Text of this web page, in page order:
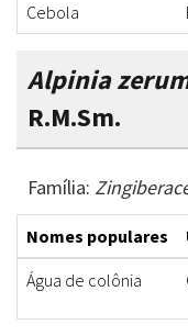
Cebola
Alpinia
R.M.Sm.
Família:
Nomes populares
Água de colônia